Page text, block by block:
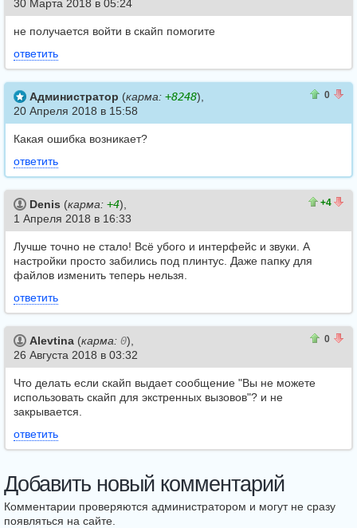
30 Марта 2018 в 05:24
не получается войти в скайп помогите
ответить
0
Администратор (карма: +8248),
20 Апреля 2018 в 15:58
Какая ошибка возникает?
ответить
+4
Denis (карма: +4),
1 Апреля 2018 в 16:33
Лучше точно не стало! Всё убого и интерфейс и звуки. А
настройки просто забились под плинтус. Даже папку для
файлов изменить теперь нельзя.
ответить
0
Alevtina (карма: 0),
26 Августа 2018 в 03:32
Что делать если скайп выдает сообщение "Вы не можете
использовать скайп для экстренных вызовов"? и не
закрывается.
ответить
Добавить новый комментарий
Комментарии проверяются администратором и могут не сразу
появляться на сайте.